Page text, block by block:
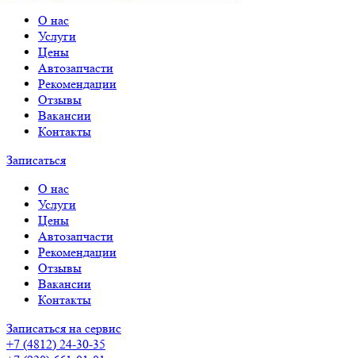
О нас
Услуги
Цены
Автозапчасти
Рекомендации
Отзывы
Вакансии
Контакты
Записаться
О нас
Услуги
Цены
Автозапчасти
Рекомендации
Отзывы
Вакансии
Контакты
Записаться на сервис
+7 (4812) 24-30-35